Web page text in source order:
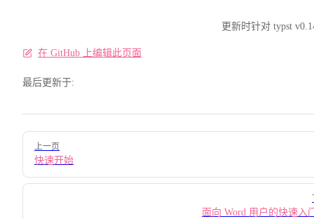
更新时针对 typst
在 GitHub 上编辑此页面
最后更新于:
Pager
上一页
快速开始
面向 Word 用户的快速入